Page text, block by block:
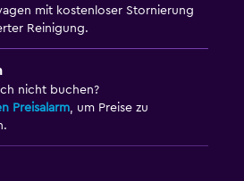
mit kostenloser Stornierung
Reinigung.
nicht buchen?
Preisalarm, um Preise zu